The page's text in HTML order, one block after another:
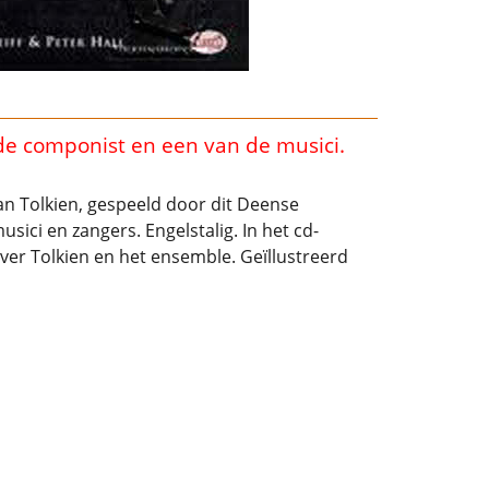
componist en een van de musici.
Tolkien, gespeeld door dit Deense
en zangers. Engelstalig. In het cd-
Tolkien en het ensemble. Geïllustreerd